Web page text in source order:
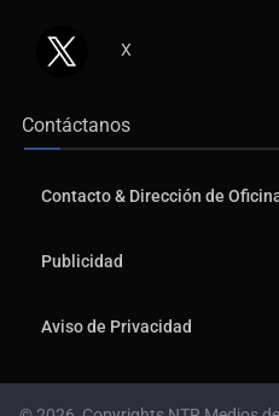
X
Contáctanos
Contacto & Dirección de
Publicidad
Aviso de Privacidad